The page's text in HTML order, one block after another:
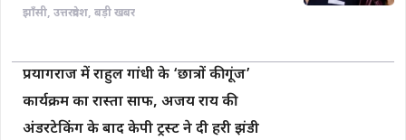
झाँसी, उत्तरप्रदेश, बड़ी खबर
प्रयागराज में राहुल गांधी के ‘छात्रों की गूंज’
कार्यक्रम का रास्ता साफ, अजय राय की
अंडरटेकिंग के बाद केपी ट्रस्ट ने दी हरी झंडी